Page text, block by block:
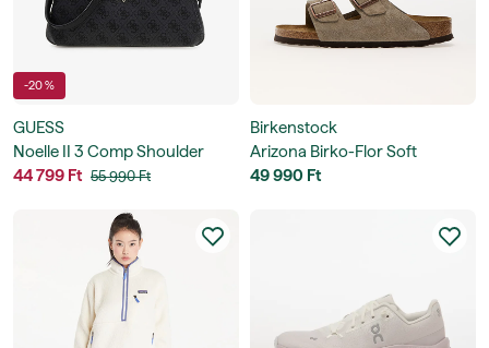
-20 %
GUESS
Noelle II 3 Comp Shoulder
Cross Body
44 799 Ft 55 990 Ft
Birkenstock
Arizona Birko-Flor Soft
49 990 Ft